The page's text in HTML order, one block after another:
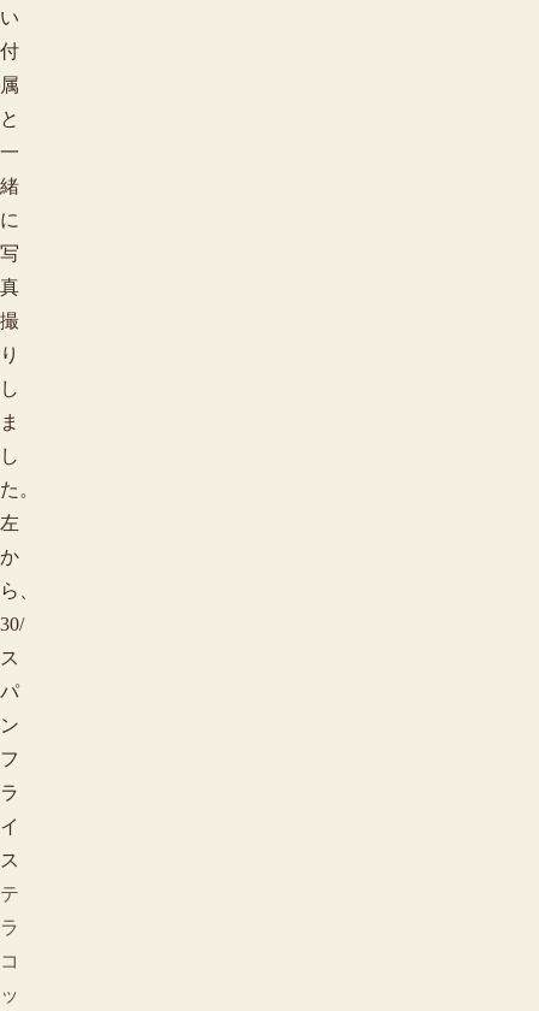
い
付
属
と
一
緒
に
写
真
撮
り
し
ま
し
た。
左
か
ら、
30/
ス
パ
ン
フ
ラ
イ
ス
テ
ラ
コ
ッ